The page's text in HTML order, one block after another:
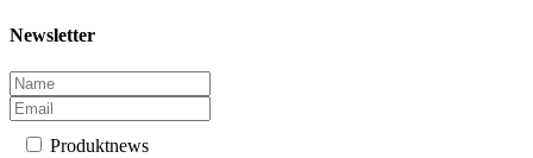
Newsletter
Produktnews